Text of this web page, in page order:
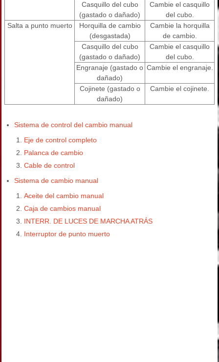
Casquillo del cubo
(gastado o dañado)
Cambie el casquillo
del cubo.
Salta a punto muerto
Horquilla de cambio
(desgastada)
Cambie la horquilla
de cambio.
Casquillo del cubo
(gastado o dañado)
Cambie el casquillo
del cubo.
Engranaje (gastado o
dañado)
Cambie el engranaje.
Cojinete (gastado o
dañado)
Cambie el cojinete.
Sistema de control del cambio manual
Eje de control completo
Palanca de cambio
Cable de control
Sistema de cambio manual
Aceite del cambio manual
Caja de cambios manual
INTERR. DE LUCES DE MARCHA ATRÁS
Interruptor de punto muerto